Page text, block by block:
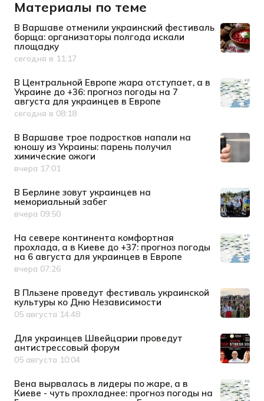
Материалы по теме
В Варшаве отменили украинский фестиваль
борща: организаторы полгода искали
площадку
Дата публикации
сегодня в 11:17
В Центральной Европе жара отступает, а в
Украине до +36: прогноз погоды на 7
августа для украинцев в Европе
Дата публикации
сегодня в 08:18
В Варшаве трое подростков напали на
юношу из Украины: парень получил
химические ожоги
Дата публикации
вчера 17:01
В Берлине зовут украинцев на
мемориальный забег
Дата публикации
вчера 09:50
На севере континента комфортная
прохлада, а в Киеве до +37: прогноз погоды
на 6 августа для украинцев в Европе
Дата публикации
вчера 07:26
В Пльзене проведут фестиваль украинской
культуры ко Дню Независимости
Дата публикации
05 августа 14:48
Для украинцев Швейцарии проведут
антистрессовый форум
Дата публикации
05 августа 10:04
Вена вырвалась в лидеры по жаре, а в
Киеве - чуть прохладнее: прогноз погоды на